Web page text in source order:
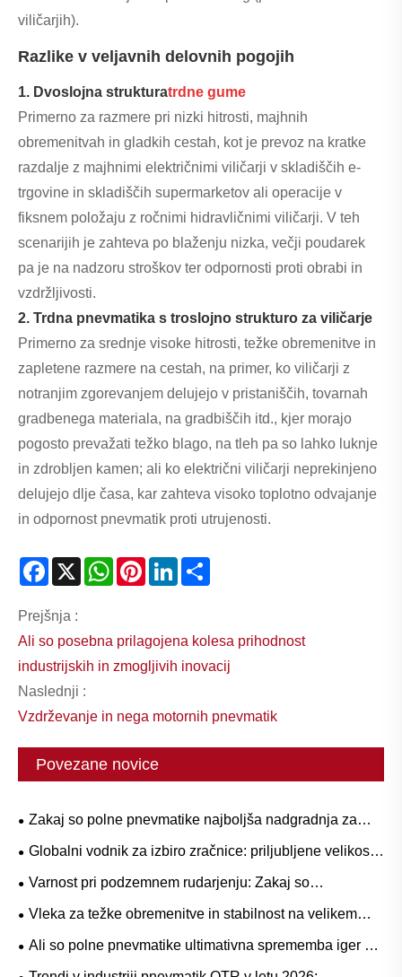
viličarjih).
Razlike v veljavnih delovnih pogojih
1. Dvoslojna strukturatrdne gume
Primerno za razmere pri nizki hitrosti, majhnih
obremenitvah in gladkih cestah, kot je prevoz na kratke
razdalje z majhnimi električnimi viličarji v skladiščih e-
trgovine in skladiščih supermarketov ali operacije v
fiksnem položaju z ročnimi hidravličnimi viličarji. V teh
scenarijih je zahteva po blaženju nizka, večji poudarek
pa je na nadzoru stroškov ter odpornosti proti obrabi in
vzdržljivosti.
2. Trdna pnevmatika s troslojno strukturo za viličarje
Primerno za srednje visoke hitrosti, težke obremenitve in
zapletene razmere na cestah, na primer, ko viličarji z
notranjim zgorevanjem delujejo v pristaniščih, tovarnah
gradbenega materiala, na gradbiščih itd., kjer morajo
pogosto prevažati težko blago, na tleh pa so lahko luknje
in zdrobljen kamen; ali ko električni viličarji neprekinjeno
delujejo dlje časa, kar zahteva visoko toplotno odvajanje
in odpornost pnevmatik proti utrujenosti.
Facebook
X WhatsAppPinterestLinkedIn
Prejšnja :
Ali so posebna prilagojena kolesa prihodnost
industrijskih in zmogljivih inovacij
Naslednji :
Vzdrževanje in nega motornih pnevmatik
Povezane novice
Zakaj so polne pnevmatike najboljša nadgradnja za
težke delovne tokove?
Globalni vodnik za izbiro zračnice: priljubljene velikosti
in aplikacije na podlagi scenarijev za naravno ali butilno
Varnost pri podzemnem rudarjenju: Zakaj so
pnevmatike serije L-5S ključne za odpravo dragih
Vleka za težke obremenitve in stabilnost na velikem
prehodu: Trendi povpraševanja po gumijastih
Ali so polne pnevmatike ultimativna sprememba iger za
težke operacije?